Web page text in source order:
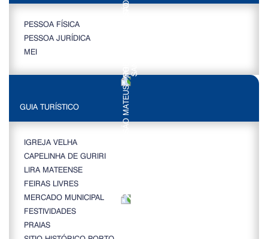
PESSOA FÍSICA
PESSOA JURÍDICA
MEI
GUIA TURÍSTICO
IGREJA VELHA
CAPELINHA DE GURIRI
LIRA MATEENSE
FEIRAS LIVRES
MERCADO MUNICIPAL
FESTIVIDADES
PRAIAS